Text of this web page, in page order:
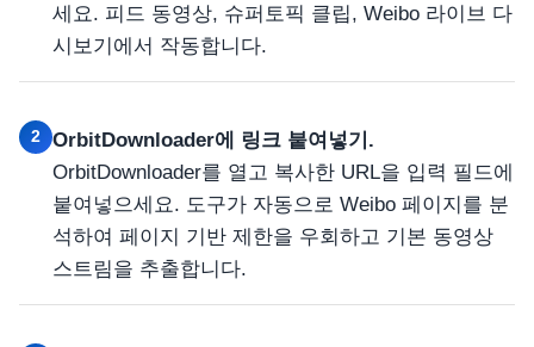
세요. 피드 동영상, 슈퍼토픽 클립, Weibo 라이브 다
시보기에서 작동합니다.
2
OrbitDownloader에 링크 붙여넣기.
OrbitDownloader를 열고 복사한 URL을 입력 필드에
붙여넣으세요. 도구가 자동으로 Weibo 페이지를 분
석하여 페이지 기반 제한을 우회하고 기본 동영상
스트림을 추출합니다.